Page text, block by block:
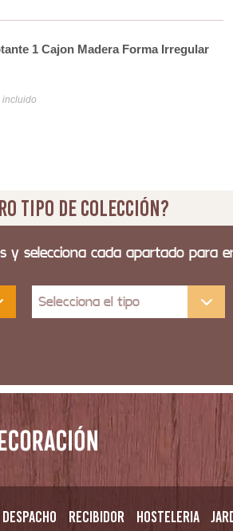
1 Cajon Madera Forma Irregular
incluido
tipo de colección?
y selecciona cada apartado para
Selecciona el tipo
Despacho Recibidor Hosteleria